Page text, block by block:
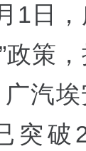
1日
政策
汽埃
突破